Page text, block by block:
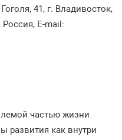
41, г. Владивосток,
E-mail:
частью жизни
развития как внутри